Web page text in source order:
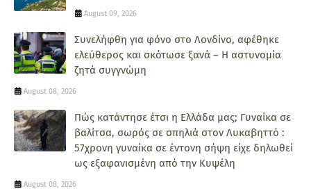
August 09, 2026
Συνελήφθη για φόνο στο Λονδίνο, αφέθηκε
ελεύθερος και σκότωσε ξανά – Η αστυνομία
ζητά συγγνώμη
August 08, 2026
Πώς κατάντησε έτσι η Ελλάδα μας; Γυναίκα σε
βαλίτσα, σωρός σε σπηλιά στον Λυκαβηττό :
57χρονη γυναίκα σε έντονη σήψη είχε δηλωθεί
ως εξαφανισμένη από την Κυψέλη
August 08, 2026